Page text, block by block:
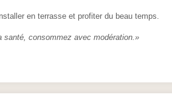
en terrasse et profiter du beau temps.
santé, consommez avec modération.»